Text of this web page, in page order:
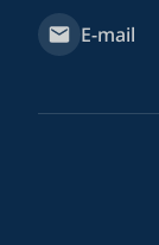
E-mail